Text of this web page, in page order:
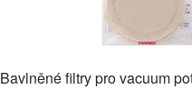
Bavlněné filtry pro vacuum